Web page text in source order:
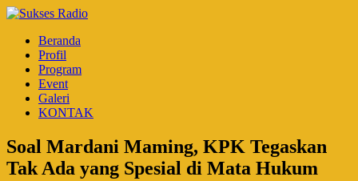
Beranda
Profil
Program
Event
Galeri
KONTAK
Soal Mardani Maming, KPK Tegaskan
Tak Ada yang Spesial di Mata Hukum